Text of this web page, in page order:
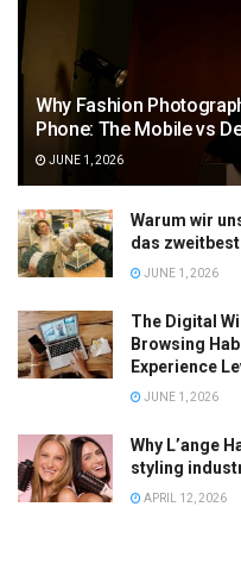
Why Fashion
Phone: The Mobile vs
JUNE 1, 2026
Warum wir
das
JUNE 1, 2026
The Digital
Browsing
Experience
JUNE 1, 2026
Why L’ange
styling
APRIL 12, 2026